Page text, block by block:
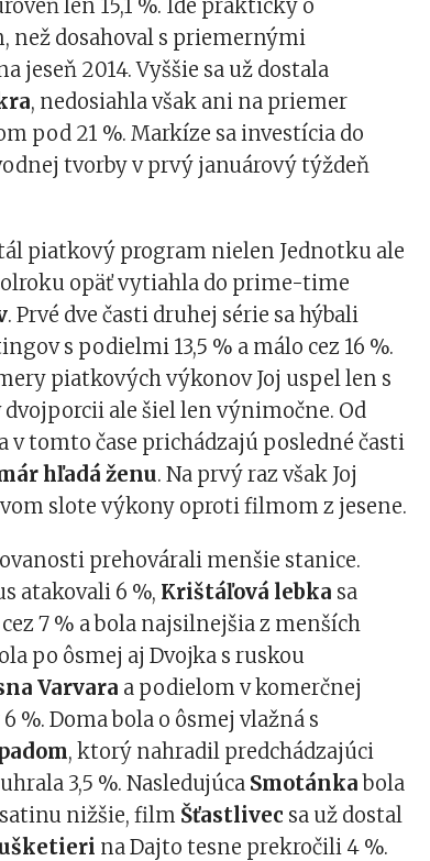
len 15,1 %. Ide prakticky o
než dosahoval s priemernými
jeseň 2014. Vyššie sa už dostala
, nedosiahla však ani na priemer
pod 21 %. Markíze sa investícia do
tvorby v prvý januárový týždeň
piatkový program nielen Jednotku ale
opäť vytiahla do prime-time
. Prvé dve časti druhej série sa hýbali
s podielmi 13,5 % a málo cez 16 %.
piatkových výkonov Joj uspel len s
dvojporcii ale šiel len výnimočne. Od
v tomto čase prichádzajú posledné časti
hľadá ženu. Na prvý raz však Joj
slote výkony oproti filmom z jesene.
prehovárali menšie stanice.
atakovali 6 %, Krištáľová lebka sa
7 % a bola najsilnejšia z menších
po ôsmej aj Dvojka s ruskou
Varvara a podielom v komerčnej
%. Doma bola o ôsmej vlažná s
, ktorý nahradil predchádzajúci
3,5 %. Nasledujúca Smotánkabola
nižšie, film Šťastlivec sa už dostal
na Dajto tesne prekročili 4 %.